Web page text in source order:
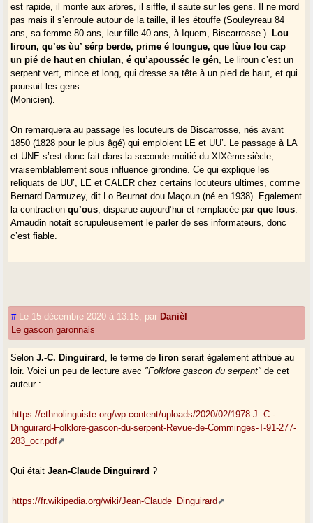
est rapide, il monte aux arbres, il siffle, il saute sur les gens. Il ne mord
pas mais il s’enroule autour de la taille, il les étouffe (Souleyreau 84
ans, sa femme 80 ans, leur fille 40 ans, à Iquem, Biscarrosse.).
Lou
liroun, qu’es ùu’ sérp berde, prime é loungue, que lùue lou cap
un pié de haut en chiulan, é qu’apousséc le gén , Le liroun c’est un
serpent vert, mince et long, qui dresse sa tête à un pied de haut, et qui
poursuit les gens.
(Monicien).
On remarquera au passage les locuteurs de Biscarrosse, nés avant
1850 (1828 pour le plus âgé) qui emploient LE et UU’. Le passage à LA
et UNE s’est donc fait dans la seconde moitié du XIXème siècle,
vraisemblablement sous influence girondine. Ce qui explique les
reliquats de UU’, LE et CALER chez certains locuteurs ultimes, comme
Bernard Darmuzey, dit Lo Beurnat dou Maçoun (né en 1938). Egalement
la contractionqu’ous , disparue aujourd’hui et remplacée parque lous
Arnaudin notait scrupuleusement le parler de ses informateurs, donc
c’est fiable.
# Le 15 décembre 2020 à 13:15 par Danièl
Le gascon garonnais
SelonJ.-C. Dinguirard , le terme de liron serait également attribué au
loir. Voici un peu de lecture avec "Folklore gascon du serpent"de cet
auteur :
https://ethnolinguiste.org/wp-content/uploads/2020/02/1978-J.-C.-
Dinguirard-Folklore-gascon-du-serpent-Revue-de-Comminges-T-91-277-
283_ocr.pdf
Qui étaitJean-Claude Dinguirard ?
https://fr.wikipedia.org/wiki/Jean-Claude_Dinguirard